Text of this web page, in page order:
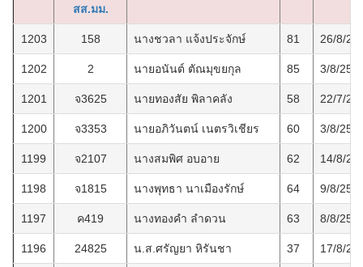
สส.มม.
1203 158 นางชวลา แจ้งประจักษ์ 81 26/8/
1202 2 นายอนันต์ ตัณมุขยกุล 85 3/8/
1201 จ3625 นายทองสัย พิลาคลัง 58 22/7/
1200 จ3353 นายอภิวันตน์ เนตรวิเชียร 60 3/8/
1199 จ2107 นางสมพิศ อบอาย 62 14/8/
1198 จ1815 นางพุทธา นาเมืองรักษ์ 64 9/8/
1197 ค419 นางทองคำ ลำดวน 63 8/8/
1196 24825 น.ส.ศรัญยา หิรันชา 37 17/8/